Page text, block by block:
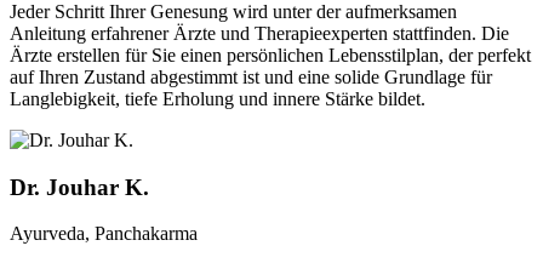
Jeder Schritt Ihrer Genesung wird unter der aufmerksamen
Anleitung erfahrener Ärzte und Therapieexperten stattfinden. Die
Ärzte erstellen für Sie einen persönlichen Lebensstilplan, der perfekt
auf Ihren Zustand abgestimmt ist und eine solide Grundlage für
Langlebigkeit, tiefe Erholung und innere Stärke bildet.
Dr. Jouhar K.
Ayurveda, Panchakarma